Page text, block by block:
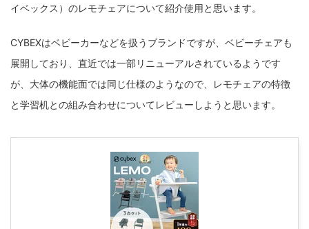
イベックス）のレモチェアについて紹介使用と思います。
CYBEXはベビーカーなどを扱うブランドですが、ベビーチェアも
展開しており、直近では一部リニューアルされているようです
が、大体の機能面では同じ仕様のようなので、レモチェアの特徴
と学習机との組み合わせについてレビューしようと思います。